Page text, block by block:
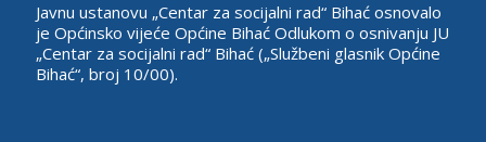
Javnu ustanovu „Centar za socijalni rad“ Bihać osnovalo
je Općinsko vijeće Općine Bihać Odlukom o osnivanju JU
„Centar za socijalni rad“ Bihać („Službeni glasnik Općine
Bihać“, broj 10/00).